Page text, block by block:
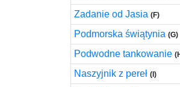
Zadanie od Jasia (F)
Podmorska świątynia (G)
Podwodne tankowanie
Naszyjnik z pereł (I)